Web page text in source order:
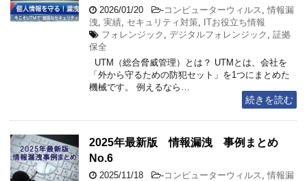
2026/01/20 -コンピューターウィルス
情報漏
洩 実績 セキュリティ対策 ITお役立ち情報
フォレンジック
デジタルフォレンジック
証拠
保全
UTM（総合脅威管理）とは？ UTMとは、会社を
「外から守るための防犯セット」を1つにまとめた
機械です。 例えるなら…
続きを読む
2025年最新版 情報漏洩 事例まとめ
No.6
2025/11/18 -コンピューターウィルス
情報漏